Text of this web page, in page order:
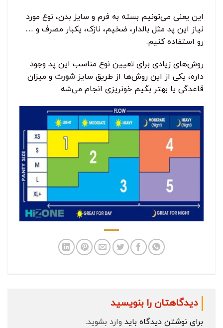
این یعنی می‌تونیم بسته به فرم و سایز بدن، نوع مورد
نیاز این پد مثل بالدار، ضخیم، نازک، یکبار مصرف و …
رو استفاده کنیم.
روش‌های زیادی برای تعیین نوع مناسب این پد وجود
داره، یکی از این روش‌ها از طریق سایز شورت و میزان
قاعدگی یا بهتر بگیم خونریزی انجام می‌شه.
دیدگاهتان را بنویسید
برای نوشتن دیدگاه باید وارد بشوید.